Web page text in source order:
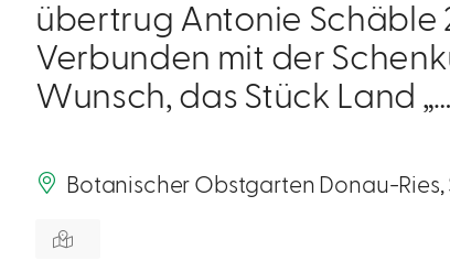
übertrug Antonie Schäble
Verbunden mit der
Wunsch, das Stück Land
Botanischer Obstgarten Donau-Ries,